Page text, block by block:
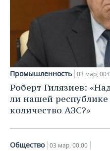
Промышленность 03 мар,
Роберт Гилязиев:
ли нашей
количество АЗС?»
Общество 03 мар, 00:00